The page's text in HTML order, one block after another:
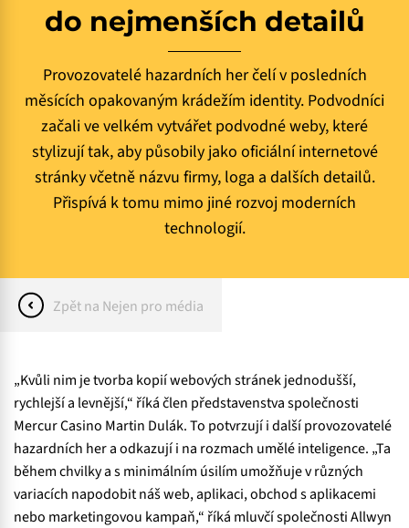
do nejmenších detailů
Provozovatelé hazardních her čelí v posledních
měsících opakovaným krádežím identity. Podvodníci
začali ve velkém vytvářet podvodné weby, které
stylizují tak, aby působily jako oficiální internetové
stránky včetně názvu firmy, loga a dalších detailů.
Přispívá k tomu mimo jiné rozvoj moderních
technologií.
Zpět na Nejen pro média
„Kvůli nim je tvorba kopií webových stránek jednodušší,
rychlejší a levnější,“ říká člen představenstva společnosti
Mercur Casino Martin Dulák. To potvrzují i další provozovatelé
hazardních her a odkazují i na rozmach umělé inteligence. „Ta
během chvilky a s minimálním úsilím umožňuje v různých
variacích napodobit náš web, aplikaci, obchod s aplikacemi
nebo marketingovou kampaň,“ říká mluvčí společnosti Allwyn